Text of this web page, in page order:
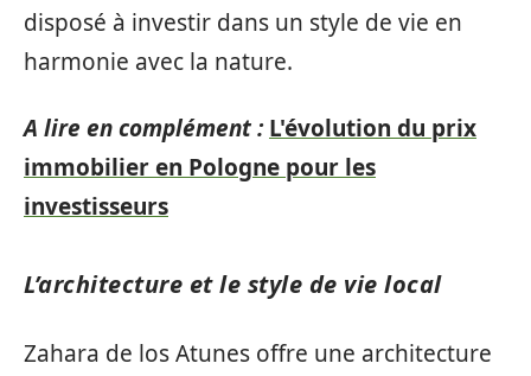
disposé à investir dans un style de vie en
harmonie avec la nature.
A lire en complément : L'évolution du prix
immobilier en Pologne pour les
investisseurs
L’architecture et le style de vie local
Zahara de los Atunes offre une architecture